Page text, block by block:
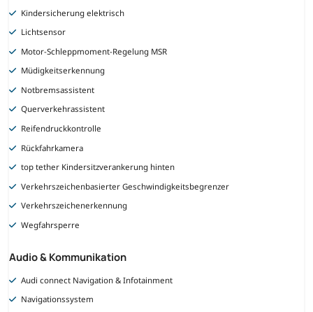
Kindersicherung elektrisch
Lichtsensor
Motor-Schleppmoment-Regelung MSR
Müdigkeitserkennung
Notbremsassistent
Querverkehrassistent
Reifendruckkontrolle
Rückfahrkamera
top tether Kindersitzverankerung hinten
Verkehrszeichenbasierter Geschwindigkeitsbegrenzer
Verkehrszeichenerkennung
Wegfahrsperre
Audio & Kommunikation
Audi connect Navigation & Infotainment
Navigationssystem